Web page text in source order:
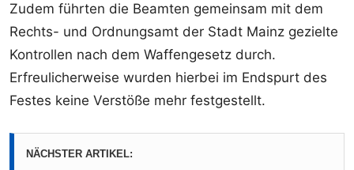
Zudem führten die Beamten gemeinsam mit dem
Rechts- und Ordnungsamt der Stadt Mainz gezielte
Kontrollen nach dem Waffengesetz durch.
Erfreulicherweise wurden hierbei im Endspurt des
Festes keine Verstöße mehr festgestellt.
NÄCHSTER ARTIKEL: